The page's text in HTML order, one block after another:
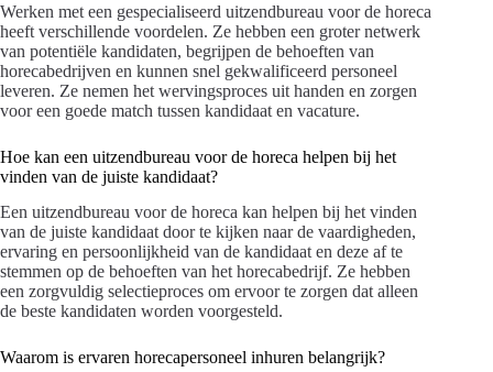
Werken met een gespecialiseerd uitzendbureau voor de horeca
heeft verschillende voordelen. Ze hebben een groter netwerk
van potentiële kandidaten, begrijpen de behoeften van
horecabedrijven en kunnen snel gekwalificeerd personeel
leveren. Ze nemen het wervingsproces uit handen en zorgen
voor een goede match tussen kandidaat en vacature.
Hoe kan een uitzendbureau voor de horeca helpen bij het
vinden van de juiste kandidaat?
Een uitzendbureau voor de horeca kan helpen bij het vinden
van de juiste kandidaat door te kijken naar de vaardigheden,
ervaring en persoonlijkheid van de kandidaat en deze af te
stemmen op de behoeften van het horecabedrijf. Ze hebben
een zorgvuldig selectieproces om ervoor te zorgen dat alleen
de beste kandidaten worden voorgesteld.
Waarom is ervaren horecapersoneel inhuren belangrijk?